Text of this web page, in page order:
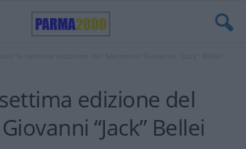
edizione del
“Jack” Bellei